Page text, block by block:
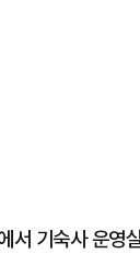
서 기숙사 운영